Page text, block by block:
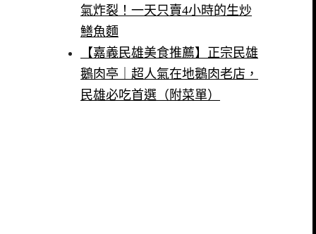
氣炸裂！一天只賣4小時的生炒
鱔魚麵
【嘉義民雄美食推薦】正宗民雄
鵝肉亭｜超人氣在地鵝肉老店，
民雄必吃首選（附菜單）